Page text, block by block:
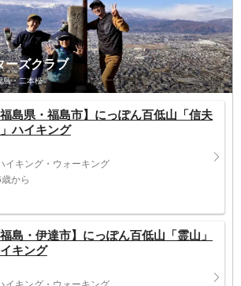
ーズクラブ
島・二本松
福島県・福島市】にっぽん百低山「信夫
ハイキング
イキング・ウォーキング
から
福島・伊達市】にっぽん百低山「霊山」
キング
イキング・ウォーキング